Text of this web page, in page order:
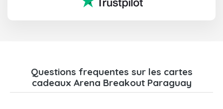
Questions frequentes sur les cartes
cadeaux Arena Breakout Paraguay